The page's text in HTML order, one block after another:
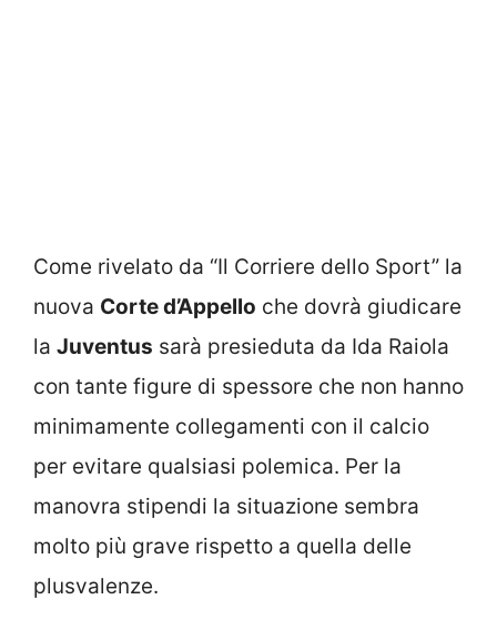
Come rivelato da “Il Corriere dello Sport” la
nuova Corte d’Appello che dovrà giudicare
la Juventus sarà presieduta da Ida Raiola
con tante figure di spessore che non hanno
minimamente collegamenti con il calcio
per evitare qualsiasi polemica. Per la
manovra stipendi la situazione sembra
molto più grave rispetto a quella delle
plusvalenze.